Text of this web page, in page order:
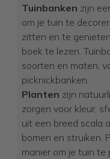
Tuinbanken zijn
om je tuin te
zitten en te
boek te lezen.
soorten en maten,
picknickbanken.
Planten zijn
zorgen voor kleur,
uit een breed scala
bomen en struiken.
manier om je tuin te